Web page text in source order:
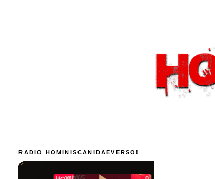
RADIO HOMINISCANIDAEVERSO!